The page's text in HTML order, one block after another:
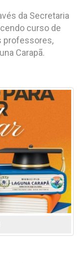
da Secretaria
curso de
professores,
Carapã.